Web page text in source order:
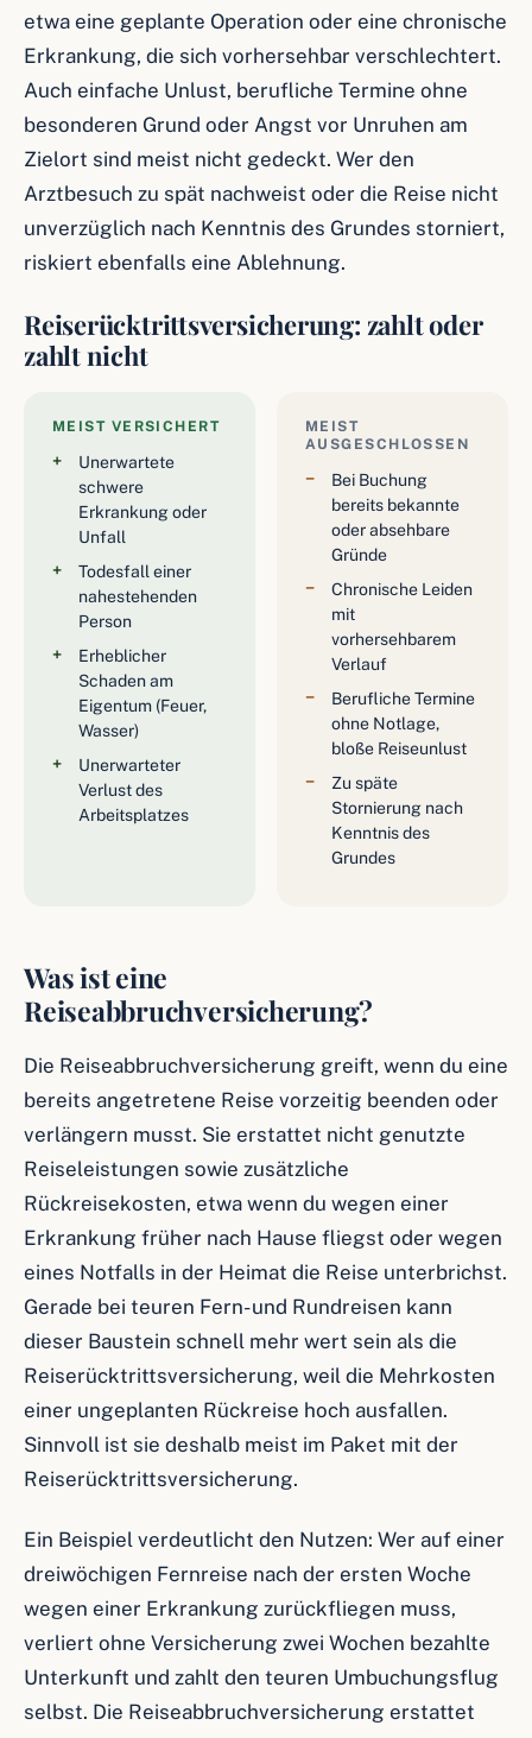
etwa eine geplante Operation oder eine chronische
Erkrankung, die sich vorhersehbar verschlechtert.
Auch einfache Unlust, berufliche Termine ohne
besonderen Grund oder Angst vor Unruhen am
Zielort sind meist nicht gedeckt. Wer den
Arztbesuch zu spät nachweist oder die Reise nicht
unverzüglich nach Kenntnis des Grundes storniert,
riskiert ebenfalls eine Ablehnung.
Reiserücktrittsversicherung: zahlt oder
zahlt nicht
MEIST VERSICHERT
Unerwartete
schwere
Erkrankung oder
Unfall
Todesfall einer
nahestehenden
Person
Erheblicher
Schaden am
Eigentum (Feuer,
Wasser)
Unerwarteter
Verlust des
Arbeitsplatzes
MEIST
AUSGESCHLOSSEN
Bei Buchung
bereits bekannte
oder absehbare
Gründe
Chronische Leiden
mit
vorhersehbarem
Verlauf
Berufliche Termine
ohne Notlage,
bloße Reiseunlust
Zu späte
Stornierung nach
Kenntnis des
Grundes
Was ist eine
Reiseabbruchversicherung?
Die Reiseabbruchversicherung greift, wenn du eine
bereits angetretene Reise vorzeitig beenden oder
verlängern musst. Sie erstattet nicht genutzte
Reiseleistungen sowie zusätzliche
Rückreisekosten, etwa wenn du wegen einer
Erkrankung früher nach Hause fliegst oder wegen
eines Notfalls in der Heimat die Reise unterbrichst.
Gerade bei teuren Fern- und Rundreisen kann
dieser Baustein schnell mehr wert sein als die
Reiserücktrittsversicherung, weil die Mehrkosten
einer ungeplanten Rückreise hoch ausfallen.
Sinnvoll ist sie deshalb meist im Paket mit der
Reiserücktrittsversicherung.
Ein Beispiel verdeutlicht den Nutzen: Wer auf einer
dreiwöchigen Fernreise nach der ersten Woche
wegen einer Erkrankung zurückfliegen muss,
verliert ohne Versicherung zwei Wochen bezahlte
Unterkunft und zahlt den teuren Umbuchungsflug
selbst. Die Reiseabbruchversicherung erstattet